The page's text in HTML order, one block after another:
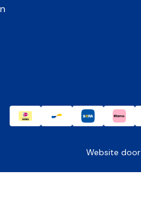
/ handmatig te
Website door